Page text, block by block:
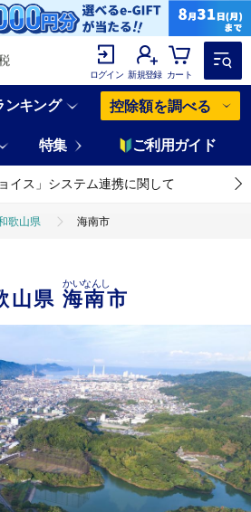
ログイン 新規登録 カート
ンキング 控除額を調べる
特集 ご利用ガイド
イス」システム連携に関して
歌山県 海南市
山県海南市
かいなんし